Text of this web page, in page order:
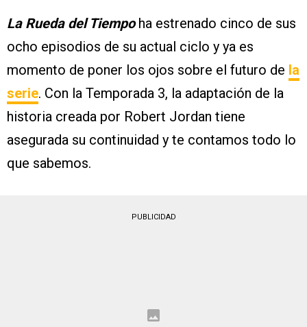
La Rueda del Tiempoha estrenado cinco de sus
ocho episodios de su actual ciclo y ya es
momento de poner los ojos sobre el futuro de la
serie. Con la Temporada 3, la adaptación de la
historia creada por Robert Jordan tiene
asegurada su continuidad y te contamos todo lo
que sabemos.
PUBLICIDAD